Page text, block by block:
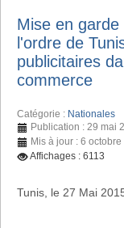
Mise en
l'ordre de
publicitaires
commerce
Catégorie : Nationales
Publication : 29 mai
Mis à jour : 6
Affichages : 6113
Tunis, le 27 Mai